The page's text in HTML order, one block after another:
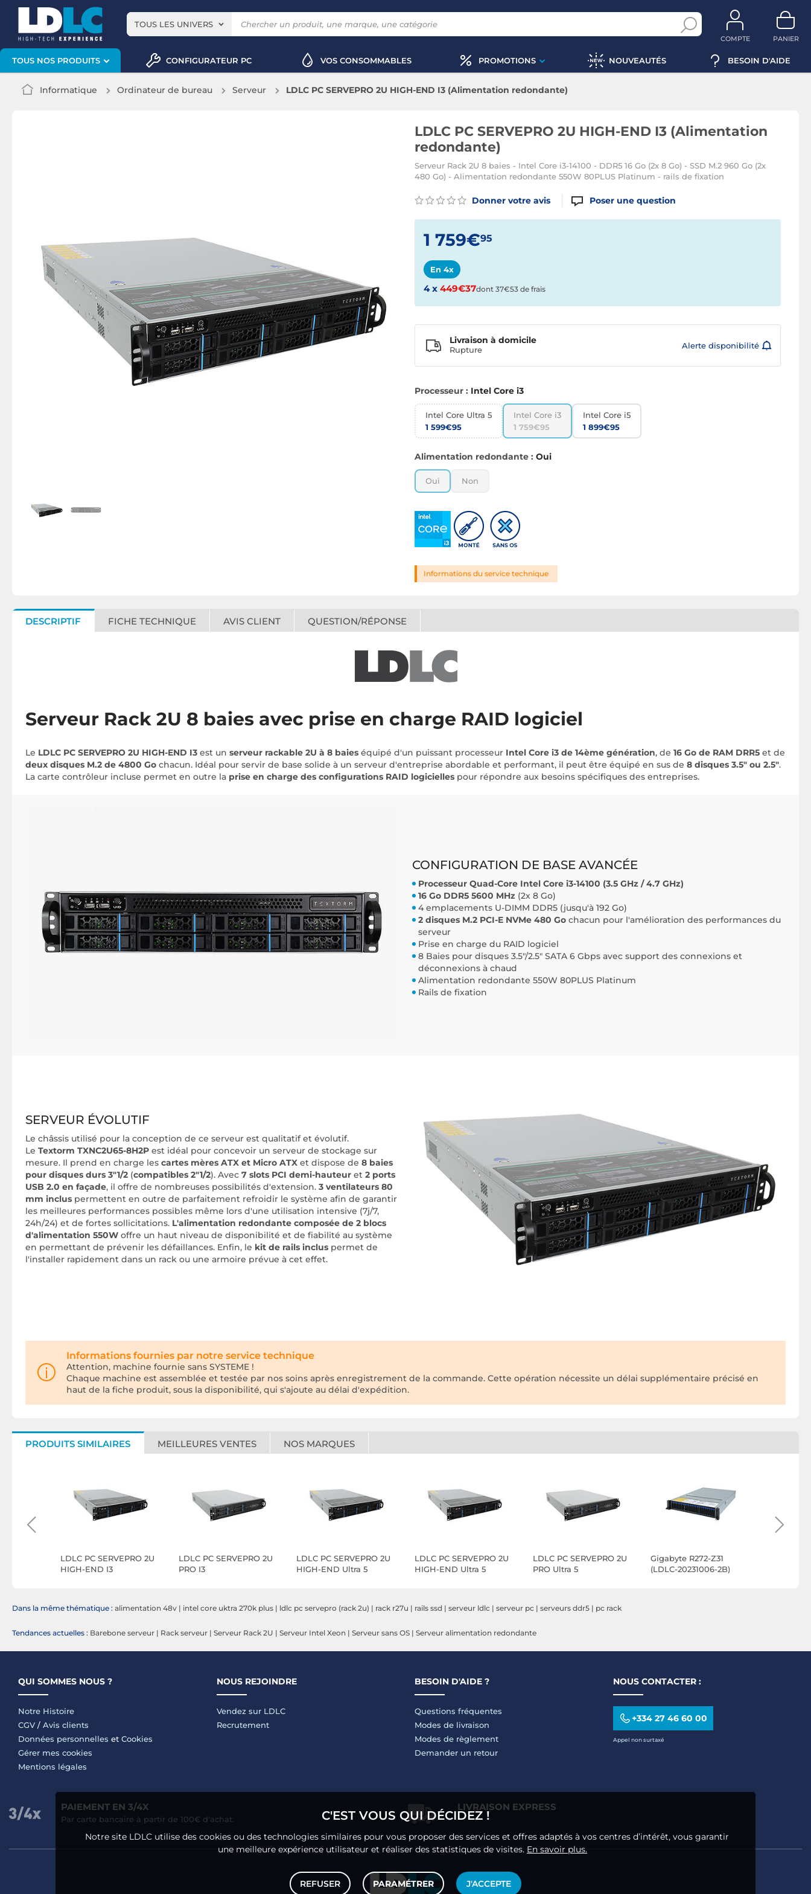
TOUS LES UNIVERS
COMPTE PANIER
TOUS NOS PRODUITS CONFIGURATEUR PC VOS CONSOMMABLES PROMOTIONS NOUVEAUTÉS BESOIN D'AIDE
Informatique Ordinateur de bureau Serveur LDLC PC SERVEPRO 2U HIGH-END I3 (Alimentation redondante)
LDLC PC SERVEPRO 2U HIGH-END I3 (Alimentation
redondante)
Serveur Rack 2U 8 baies - Intel Core i3-14100 - DDR5 16 Go (2x 8 Go) - SSD M.2 960 Go (2x
480 Go) - Alimentation redondante 550W 80PLUS Platinum - rails de fixation
Donner votre avis Poser une question
1 759€95
En 4x
4 x 449€37dont 37€53 de frais
Livraison à domicile
Rupture Alerte disponibilité
Processeur : Intel Core i3
Intel Core Ultra 5
1 599€95
Intel Core i3
1 759€95
Intel Core i5
1 899€95
Alimentation redondante : Oui
Oui Non
Informations du service technique
DESCRIPTIF FICHE TECHNIQUE AVIS CLIENT QUESTION/RÉPONSE
Serveur Rack 2U 8 baies avec prise en charge RAID logiciel
Le LDLC PC SERVEPRO 2U HIGH-END I3 est un serveur rackable 2U à 8 baies équipé d'un puissant processeur Intel Core i3 de 14ème génération, de 16 Go de RAM DRR5 et de
deux disques M.2 de 4800 Go chacun. Idéal pour servir de base solide à un serveur d'entreprise abordable et performant, il peut être équipé en sus de 8 disques 3.5" ou 2.5".
La carte contrôleur incluse permet en outre la prise en charge des configurations RAID logicielles pour répondre aux besoins spécifiques des entreprises.
CONFIGURATION DE BASE AVANCÉE
Processeur Quad-Core Intel Core i3-14100 (3.5 GHz / 4.7 GHz)
16 Go DDR5 5600 MHz (2x 8 Go)
4 emplacements U-DIMM DDR5 (jusqu'à 192 Go)
2 disques M.2 PCI-E NVMe 480 Go chacun pour l'amélioration des performances du
serveur
Prise en charge du RAID logiciel
8 Baies pour disques 3.5"/2.5" SATA 6 Gbps avec support des connexions et
déconnexions à chaud
Alimentation redondante 550W 80PLUS Platinum
Rails de fixation
SERVEUR ÉVOLUTIF
Le châssis utilisé pour la conception de ce serveur est qualitatif et évolutif.
Le Textorm TXNC2U65-8H2P est idéal pour concevoir un serveur de stockage sur
mesure. Il prend en charge les cartes mères ATX et Micro ATX et dispose de 8 baies
pour disques durs 3"1/2 (compatibles 2"1/2). Avec 7 slots PCI demi-hauteur et 2 ports
USB 2.0 en façade, il offre de nombreuses possibilités d'extension. 3 ventilateurs 80
mm inclus permettent en outre de parfaitement refroidir le système afin de garantir
les meilleures performances possibles même lors d'une utilisation intensive (7j/7,
24h/24) et de fortes sollicitations. L'alimentation redondante composée de 2 blocs
d'alimentation 550W offre un haut niveau de disponibilité et de fiabilité au système
en permettant de prévenir les défaillances. Enfin, le kit de rails inclus permet de
l'installer rapidement dans un rack ou une armoire prévue à cet effet.
Informations fournies par notre service technique
Attention, machine fournie sans SYSTEME !
Chaque machine est assemblée et testée par nos soins après enregistrement de la commande. Cette opération nécessite un délai supplémentaire précisé en
haut de la fiche produit, sous la disponibilité, qui s'ajoute au délai d'expédition.
PRODUITS SIMILAIRES MEILLEURES VENTES NOS MARQUES
LDLC PC SERVEPRO 2U
HIGH-END I3
LDLC PC SERVEPRO 2U
PRO I3
LDLC PC SERVEPRO 2U
HIGH-END Ultra 5
LDLC PC SERVEPRO 2U
HIGH-END Ultra 5
LDLC PC SERVEPRO 2U
PRO Ultra 5
Gigabyte R272-Z31
(LDLC-20231006-2B)
Dans la même thématique : alimentation 48v | intel core uktra 270k plus | ldlc pc servepro (rack 2u) | rack r27u | rails ssd | serveur ldlc | serveur pc | serveurs ddr5 | pc rack
Tendances actuelles : Barebone serveur | Rack serveur | Serveur Rack 2U | Serveur Intel Xeon | Serveur sans OS | Serveur alimentation redondante
QUI SOMMES NOUS ?
Notre Histoire
CGV / Avis clients
Données personnelles et Cookies
Gérer mes cookies
Mentions légales
NOUS REJOINDRE
Vendez sur LDLC
Recrutement
BESOIN D'AIDE ?
Questions fréquentes
Modes de livraison
Modes de règlement
Demander un retour
NOUS CONTACTER :
+334 27 46 60 00
Appel non surtaxé
PAIEMENT EN 3/4X
Par carte bancaire à partir de 100€ d'achat.
LIVRAISON EXPRESS
C'EST VOUS QUI DÉCIDEZ !
Notre site LDLC utilise des cookies ou des technologies similaires pour vous proposer des services et offres adaptés à vos centres d’intérêt, vous garantir
une meilleure expérience utilisateur et réaliser des statistiques de visites. En savoir plus.
REFUSER PARAMÉTRER J'ACCEPTE